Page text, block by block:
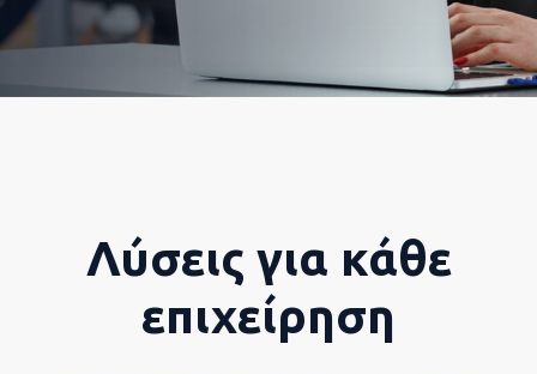
Λύσεις για κάθε
επιχείρηση